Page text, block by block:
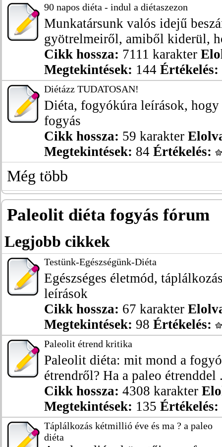
90 napos diéta - indul a diétaszezon
Munkatársunk valós idejű
gyötrelmeiről, amiből kiderül,
Cikk hossza: 7111 karakter
Megtekintések: 144 Értékelés:
Diétázz TUDATOSAN!
Diéta, fogyókúra leírások, hogy
fogyás
Cikk hossza: 59 karakter
Megtekintések: 84 Értékelés:
Még több
Paleolit diéta fogyás fórum
Legjobb cikkek
Testünk-Egészségünk-Diéta
Egészséges életmód,
leírások
Cikk hossza: 67 karakter
Megtekintések: 98 Értékelés:
Paleolit étrend kritika
Paleolit diéta: mit mond a
étrendről? Ha a paleo étrenddel
Cikk hossza: 4308 karakter
Megtekintések: 135 Értékelés:
Táplálkozás kétmillió éve és ma ? a paleo
diéta